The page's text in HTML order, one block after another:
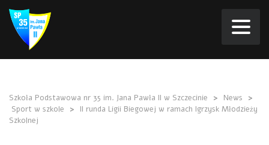
Szkoła Podstawowa nr 35 im. Jana Pawła II w Szczecinie > News
>
Sport w szkole
>
II runda Ligii Biegowej w ramach Igrzysk Młodzieży
Szkolnej